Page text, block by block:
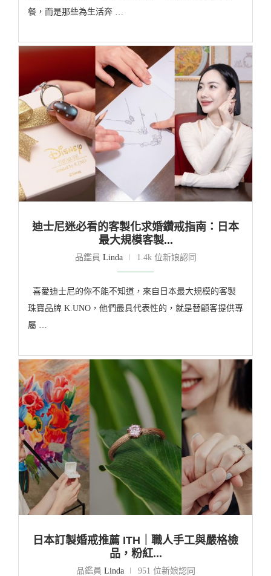
餐，而是那些為生活奔 …
迪士尼迷必看的客製化求婚鑽戒指南：日本
最大規模客製...
品鑑員 Linda 1.4k 位新娘認同
喜愛迪士尼的你不能不知道，來自日本最大規模的客製
珠寶品牌 K.UNO，他們最具代表性的，就是替顧客提供專
屬 …
日本訂製婚戒推薦 ITH｜職人手工與嚴格檢
品，粉紅...
品鑑員 Linda 951 位新娘認同